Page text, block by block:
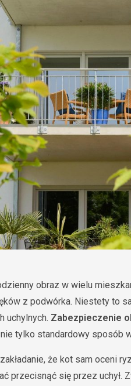
obraz w wielu
z podwórka. Niestety to
uchylnych. Zabezpieczenie
nie tylko standardowy sposób
że kot sam oceni
przecisnąć się przez